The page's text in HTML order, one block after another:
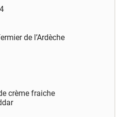
4
de l’Ardèche
crème fraiche